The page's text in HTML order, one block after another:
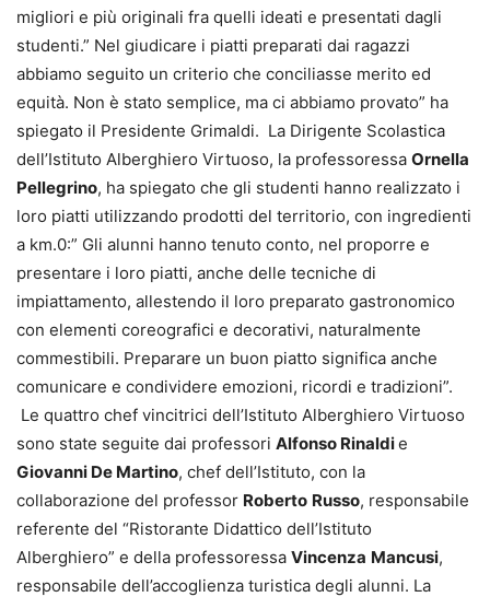
migliori e più originali fra quelli ideati e presentati dagli
studenti.” Nel giudicare i piatti preparati dai ragazzi
abbiamo seguito un criterio che conciliasse merito ed
equità. Non è stato semplice, ma ci abbiamo provato” ha
spiegato il Presidente Grimaldi. La Dirigente Scolastica
dell’Istituto Alberghiero Virtuoso, la professoressa Ornella
Pellegrino, ha spiegato che gli studenti hanno realizzato i
loro piatti utilizzando prodotti del territorio, con ingredienti
a km.0:” Gli alunni hanno tenuto conto, nel proporre e
presentare i loro piatti, anche delle tecniche di
impiattamento, allestendo il loro preparato gastronomico
con elementi coreografici e decorativi, naturalmente
commestibili. Preparare un buon piatto significa anche
comunicare e condividere emozioni, ricordi e tradizioni”.
Le quattro chef vincitrici dell’Istituto Alberghiero Virtuoso
sono state seguite dai professori Alfonso Rinaldie
Giovanni De Martino, chef dell’Istituto, con la
collaborazione del professor Roberto Russo, responsabile
referente del “Ristorante Didattico dell’Istituto
Alberghiero” e della professoressa Vincenza Mancusi,
responsabile dell’accoglienza turistica degli alunni. La